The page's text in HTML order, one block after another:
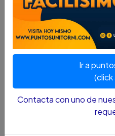
SKU : 67920090
DESCRIPCION :
- Marca: Discover
- Medida: 16 pulg
- Material: Aluminio
Ir a
(click
Contacta con uno de